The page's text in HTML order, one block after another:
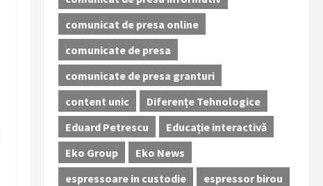
comunicat de presa online
comunicate de presa
comunicate de presa granturi
content unic
Diferențe Tehnologice
Eduard Petrescu
Educație interactivă
Eko Group
Eko News
espressoare in custodie
espressor birou